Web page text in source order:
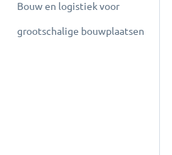
Bouw en logistiek voor
grootschalige bouwplaatsen